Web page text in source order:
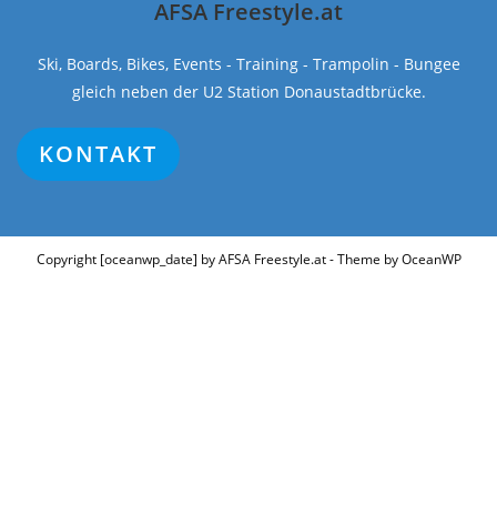
AFSA Freestyle.at
Ski, Boards, Bikes, Events - Training - Trampolin - Bungee
gleich neben der U2 Station Donaustadtbrücke.
KONTAKT
Copyright [oceanwp_date] by AFSA Freestyle.at - Theme by OceanWP